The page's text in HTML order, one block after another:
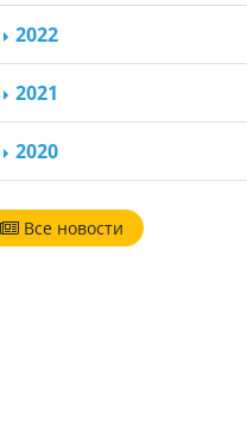
2022
2021
2020
Все новости